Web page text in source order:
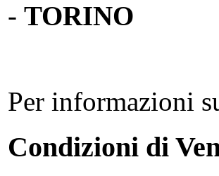
- TORINO
Per informazioni
Condizioni di